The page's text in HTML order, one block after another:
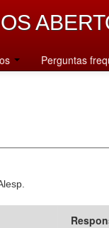
Perguntas